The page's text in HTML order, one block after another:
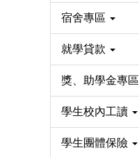
宿舍專區
就學貸款
獎、助學金專區
學生校內工讀
學生團體保險